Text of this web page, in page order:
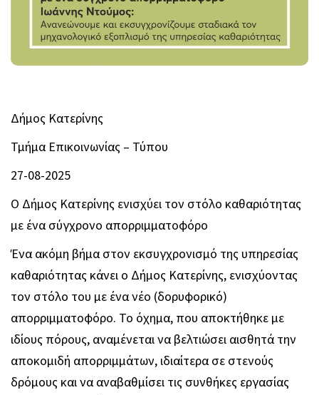
Δήμος Κατερίνης
Τμήμα Επικοινωνίας – Τύπου
27-08-2025
Ο Δήμος Κατερίνης ενισχύει τον στόλο καθαριότητας
με ένα σύγχρονο απορριμματοφόρο
Ένα ακόμη βήμα στον εκσυγχρονισμό της υπηρεσίας
καθαριότητας κάνει ο Δήμος Κατερίνης, ενισχύοντας
τον στόλο του με ένα νέο (δορυφορικό)
απορριμματοφόρο. Το όχημα, που αποκτήθηκε με
ιδίους πόρους, αναμένεται να βελτιώσει αισθητά την
αποκομιδή απορριμμάτων, ιδιαίτερα σε στενούς
δρόμους και να αναβαθμίσει τις συνθήκες εργασίας